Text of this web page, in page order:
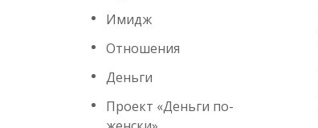
Имидж
Отношения
Деньги
Проект «Деньги по-